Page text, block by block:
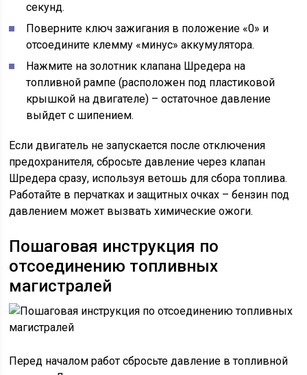
секунд.
Поверните ключ зажигания в положение «0» и
отсоедините клемму «минус» аккумулятора.
Нажмите на золотник клапана Шредера на
топливной рампе (расположен под пластиковой
крышкой на двигателе) – остаточное давление
выйдет с шипением.
Если двигатель не запускается после отключения
предохранителя, сбросьте давление через клапан
Шредера сразу, используя ветошь для сбора топлива.
Работайте в перчатках и защитных очках – бензин под
давлением может вызвать химические ожоги.
Пошаговая инструкция по
отсоединению топливных
магистралей
Перед началом работ сбросьте давление в топливной